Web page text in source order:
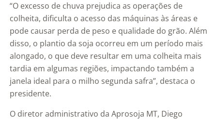
“O excesso de chuva prejudica as operações de
colheita, dificulta o acesso das máquinas às áreas e
pode causar perda de peso e qualidade do grão. Além
disso, o plantio da soja ocorreu em um período mais
alongado, o que deve resultar em uma colheita mais
tardia em algumas regiões, impactando também a
janela ideal para o milho segunda safra”, destaca o
presidente.
O diretor administrativo da Aprosoja MT, Diego